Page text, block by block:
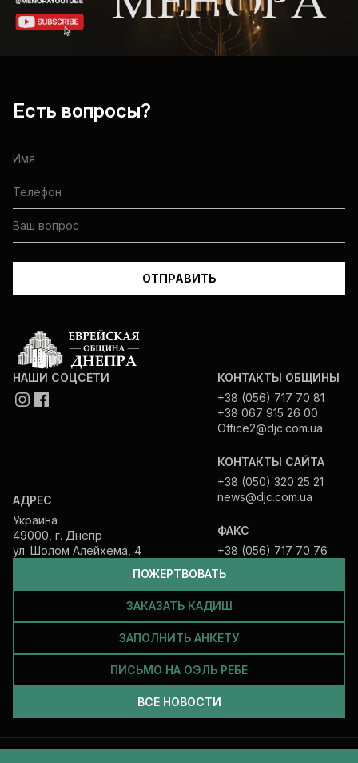
Есть вопросы?
ПОЖЕРТВОВАТЬ
ЗАКАЗАТЬ КАДИШ
ЗАПОЛНИТЬ АНКЕТУ
ПИСЬМО НА ОЭЛЬ РЕБЕ
ВСЕ НОВОСТИ
НАШИ СОЦСЕТИ
АДРЕС
Украина
49000, г. Днепр
ул. Шолом Алейхема, 4
КОНТАКТЫ ОБЩИНЫ
+38 (056) 717 70 81
+38 067 915 26 00
Office2@djc.com.ua
КОНТАКТЫ САЙТА
+38 (050) 320 25 21
news@djc.com.ua
ФАКС
+38 (056) 717 70 76